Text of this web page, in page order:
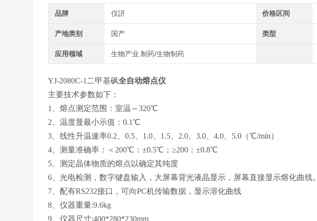
品牌 仪訮 价格区间
产地类别 国产 类型
应用领域 生物产业,制药/生物制药
YJ-2080C-1二甲基砜全自动熔点仪
主要技术参数如下：
1、熔点测定范围：室温～320℃
2、温度显最小示值：0.1℃
3、线性升温速率0.2、0.5、1.0、1.5、2.0、3.0、4.0、5.0（℃/min）
4、测量准确率：＜200℃：±0.5℃；≥200：±0.8℃
5、测定晶体物质的熔点以确定其纯度
6、光电检测，数字键盘输入，大屏幕背光液晶显示，屏幕直接显示熔化曲线。
7、配有RS232接口，可向PC机传输数据，显示溶化曲线
8、仪器重量:9.6kg
9、仪器尺寸:400*280*230mm